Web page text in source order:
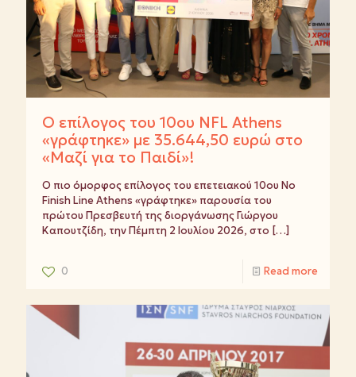
Ο επίλογος του 10ου NFL Athens
«γράφτηκε» με 35.644,50 ευρώ στο
«Μαζί για το Παιδί»!
Ο πιο όμορφος επίλογος του επετειακού 10ου No
Finish Line Athens «γράφτηκε» παρουσία του
πρώτου Πρεσβευτή της διοργάνωσης Γιώργου
Καπουτζίδη, την Πέμπτη 2 Ιουλίου 2026, στο […]
0 Read more